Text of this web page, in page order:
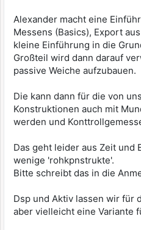
Alexander macht eine
Messens (Basics), Export
kleine Einführung in die
Großteil wird dann darauf
passive Weiche aufzubauen.
Die kann dann für die von
Konstruktionen auch mit
werden und
Das geht leider aus Zeit und
wenige 'rohkpnstrukte'.
Bitte schreibt das in die
Dsp und Aktiv lassen wir für
aber vielleicht eine Variante